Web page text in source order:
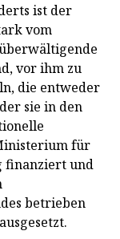
ist der
vom
vor ihm zu
die entweder
sie in den
für
finanziert und
betrieben